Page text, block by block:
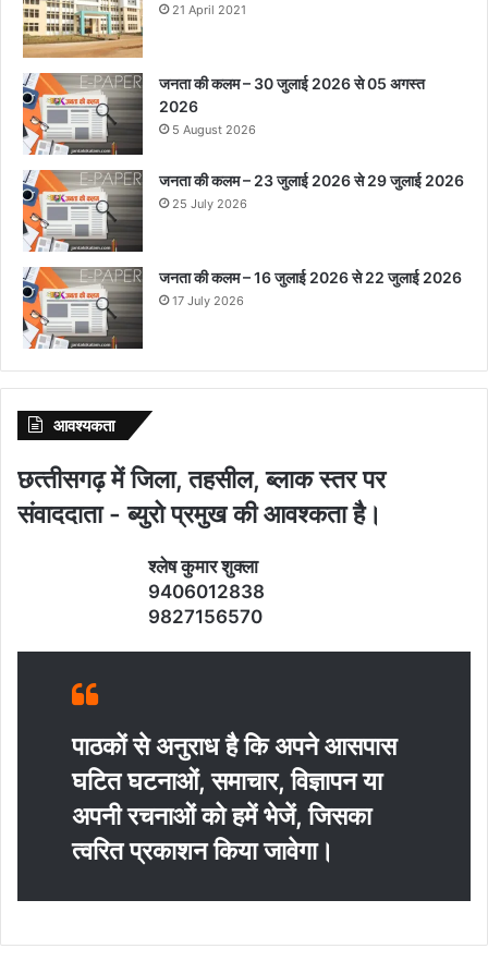
21 April 2021
जनता की कलम – 30 जुलाई 2026 से 05 अगस्त
2026
5 August 2026
जनता की कलम – 23 जुलाई 2026 से 29 जुलाई 2026
25 July 2026
जनता की कलम – 16 जुलाई 2026 से 22 जुलाई 2026
17 July 2026
आवश्‍यकता
छत्‍तीसगढ़ में जिला, तहसील, ब्‍लाक स्‍तर पर
संवाददाता - ब्‍युरो प्रमुख की आवश्‍कता है।
श्‍लेष कुमार शुक्‍ला
9406012838
9827156570
पाठकों से अनुराध है कि अपने आसपास
घटित घटनाओं, समाचार, विज्ञापन या
अपनी रचनाओं को हमें भेजें, जिसका
त्‍वरित प्रकाशन किया जावेगा।